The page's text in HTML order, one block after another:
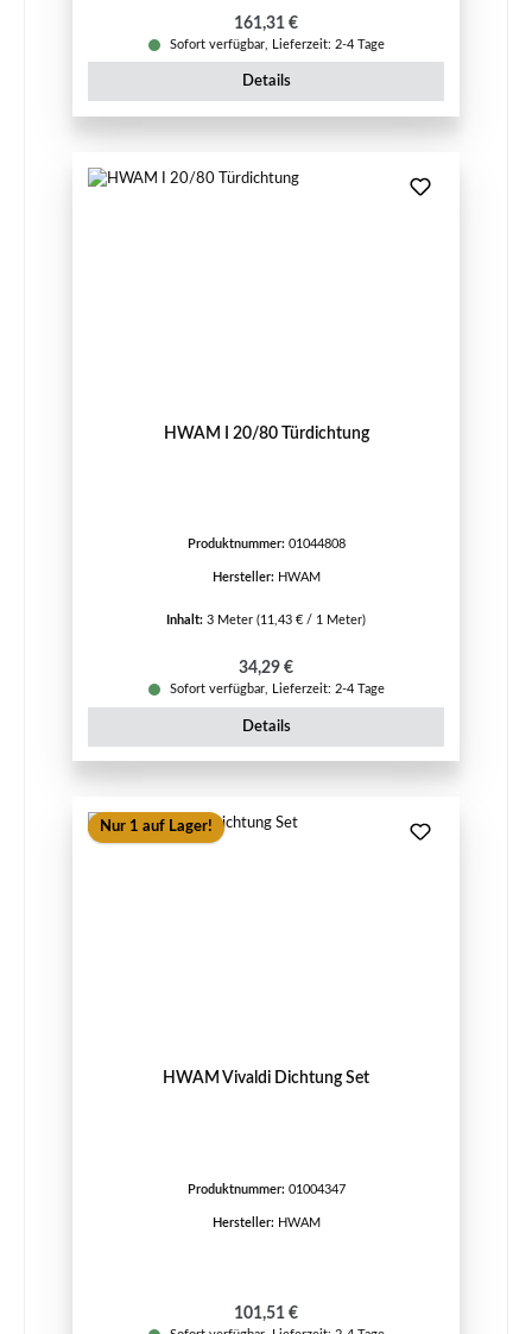
Regulärer Preis:
161,31 €
Sofort verfügbar, Lieferzeit: 2-4 Tage
Details
HWAM I 20/80 Türdichtung
Produktnummer: 01044808
Hersteller: HWAM
Inhalt: 3 Meter (11,43 € / 1 Meter)
Regulärer Preis:
34,29 €
Sofort verfügbar, Lieferzeit: 2-4 Tage
Details
Nur 1 auf Lager!
HWAM Vivaldi Dichtung Set
Produktnummer: 01004347
Hersteller: HWAM
Regulärer Preis:
101,51 €